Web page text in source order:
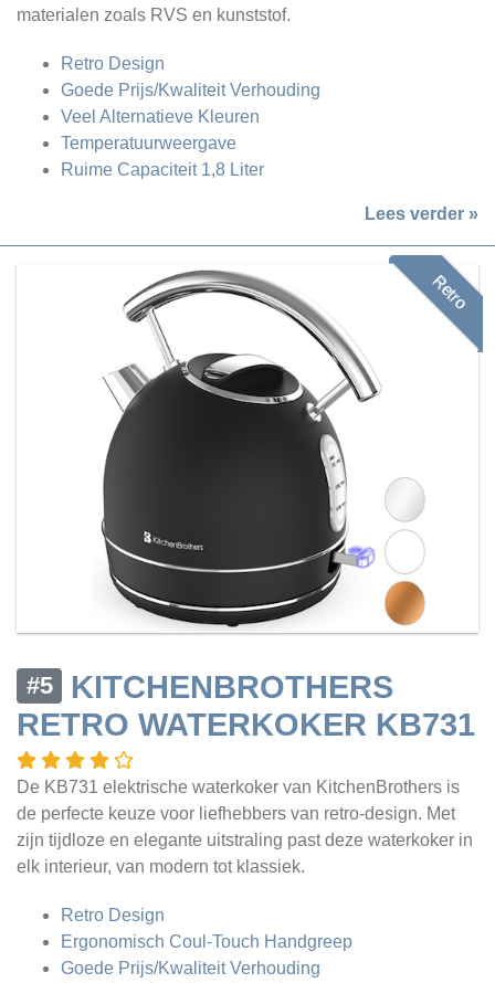
materialen zoals RVS en kunststof.
Retro Design
Goede Prijs/Kwaliteit Verhouding
Veel Alternatieve Kleuren
Temperatuurweergave
Ruime Capaciteit 1,8 Liter
Lees verder »
Retro
#5
KITCHENBROTHERS
RETRO WATERKOKER KB731
De KB731 elektrische waterkoker van KitchenBrothers is
de perfecte keuze voor liefhebbers van retro-design. Met
zijn tijdloze en elegante uitstraling past deze waterkoker in
elk interieur, van modern tot klassiek.
Retro Design
Ergonomisch Coul-Touch Handgreep
Goede Prijs/Kwaliteit Verhouding